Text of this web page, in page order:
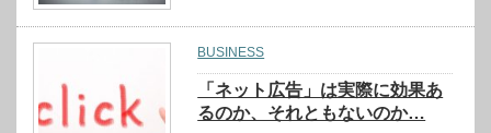
BUSINESS
「ネット広告」は実際に効果あ
るのか、それともないのか…